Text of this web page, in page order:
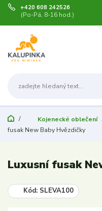
+420 608 242526
(Po-Pá, 8-16 hod.)
Kojenecké oblečení
fusak New Baby Hvězdičky
Luxusní fusak